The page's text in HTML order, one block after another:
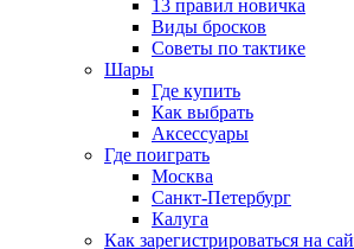
13 правил новичка
Виды бросков
Советы по тактике
Шары
Где купить
Как выбрать
Аксессуары
Где поиграть
Москва
Санкт-Петербург
Калуга
Как зарегистрироваться на